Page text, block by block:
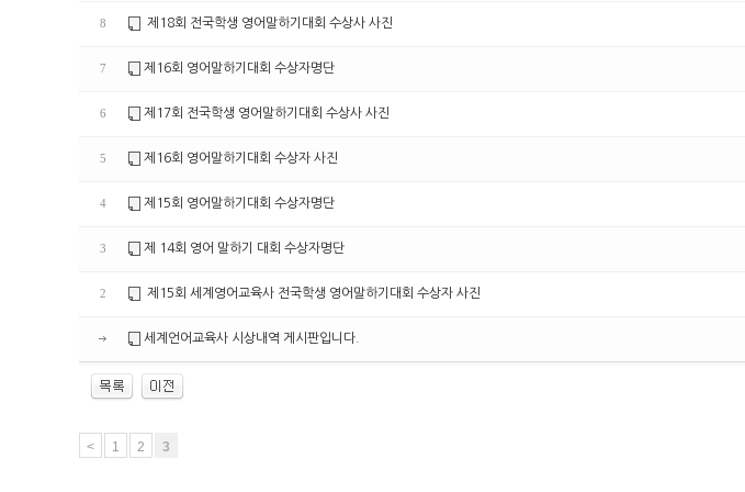
8 제18회 전국학생 영어말하기대회 수상사 사진
7 제16회 영어말하기대회 수상자명단
6 제17회 전국학생 영어말하기대회 수상사 사진
5 제16회 영어말하기대회 수상자 사진
4 제15회 영어말하기대회 수상자명단
3 제 14회 영어 말하기 대회 수상자명단
2 제15회 세계영어교육사 전국학생 영어말하기대회 수상자 사진
세계언어교육사 시상내역 게시판입니다.
< 1 2 3